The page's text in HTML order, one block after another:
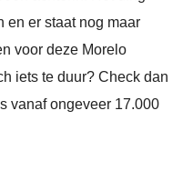
en er staat nog maar
voor deze Morelo
iets te duur? Check dan
vanaf ongeveer 17.000